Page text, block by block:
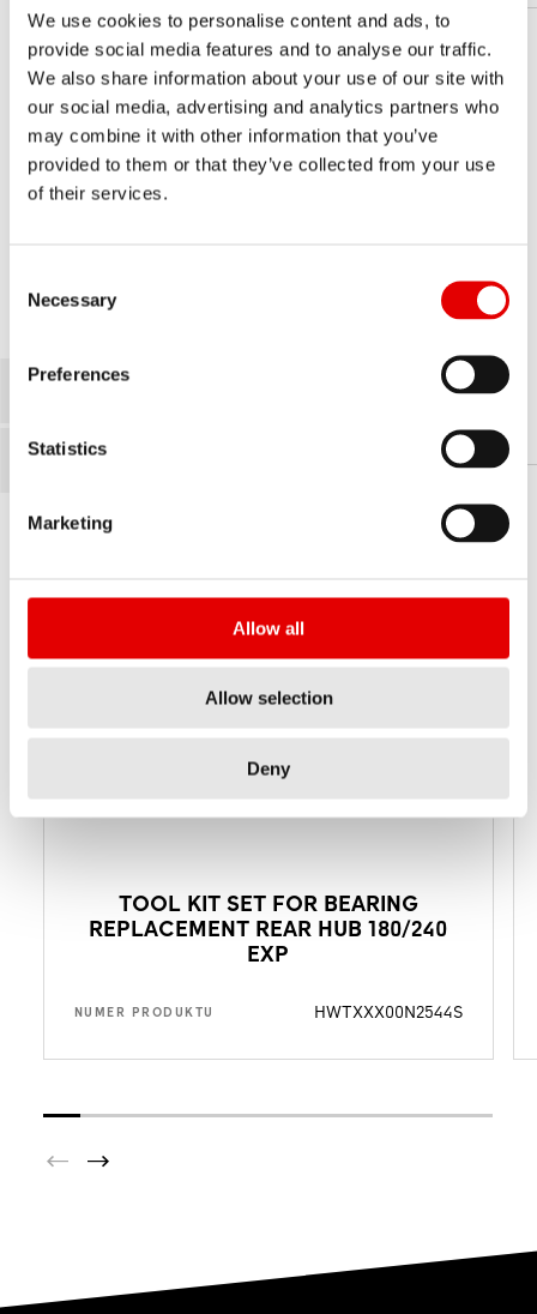
We use cookies to personalise content and ads, to
provide social media features and to analyse our traffic.
We also share information about your use of our site with
our social media, advertising and analytics partners who
may combine it with other information that you’ve
provided to them or that they’ve collected from your use
of their services.
Necessary
Preferences
Statistics
Marketing
Allow all
Allow selection
Deny
PIAST
Poznaj specjalistyczne narzędzia potrzebne do
konserwacji piast DT Swiss.
TOOL KIT SET FOR BEARING
REPLACEMENT REAR HUB 180/240
EXP
NUMER PRODUKTU HWTXXX00N2544S